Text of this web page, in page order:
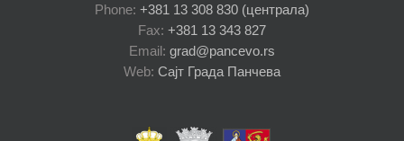
Phone: +381 13 308 830 (централа)
Fax: +381 13 343 827
Email: grad@pancevo.rs
Web: Сајт Града Панчева